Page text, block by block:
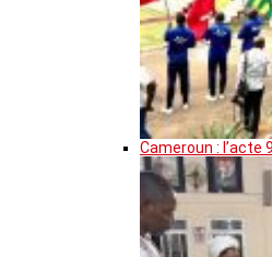
Cameroun : l’acte